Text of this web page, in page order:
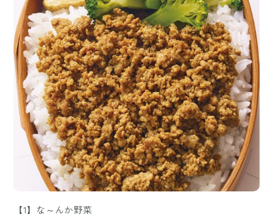
【1】な～んか野菜